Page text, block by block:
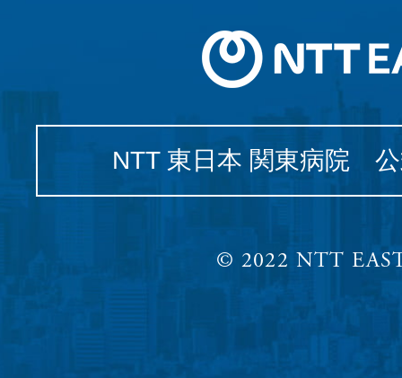
NTT 東日本 関東病院
© 2022 NTT